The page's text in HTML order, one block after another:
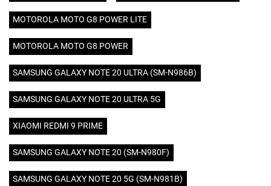
MOTOROLA MOTO G8 POWER LITE
MOTOROLA MOTO G8 POWER
SAMSUNG GALAXY NOTE 20 ULTRA (SM-N986B)
SAMSUNG GALAXY NOTE 20 ULTRA 5G
XIAOMI REDMI 9 PRIME
SAMSUNG GALAXY NOTE 20 (SM-N980F)
SAMSUNG GALAXY NOTE 20 5G (SM-N981B)